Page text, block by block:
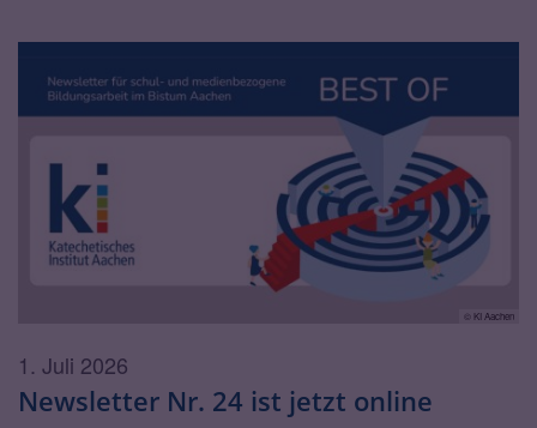
© KI Aachen
Newsletter Nr. 24 ist jetzt online
1. Juli 2026